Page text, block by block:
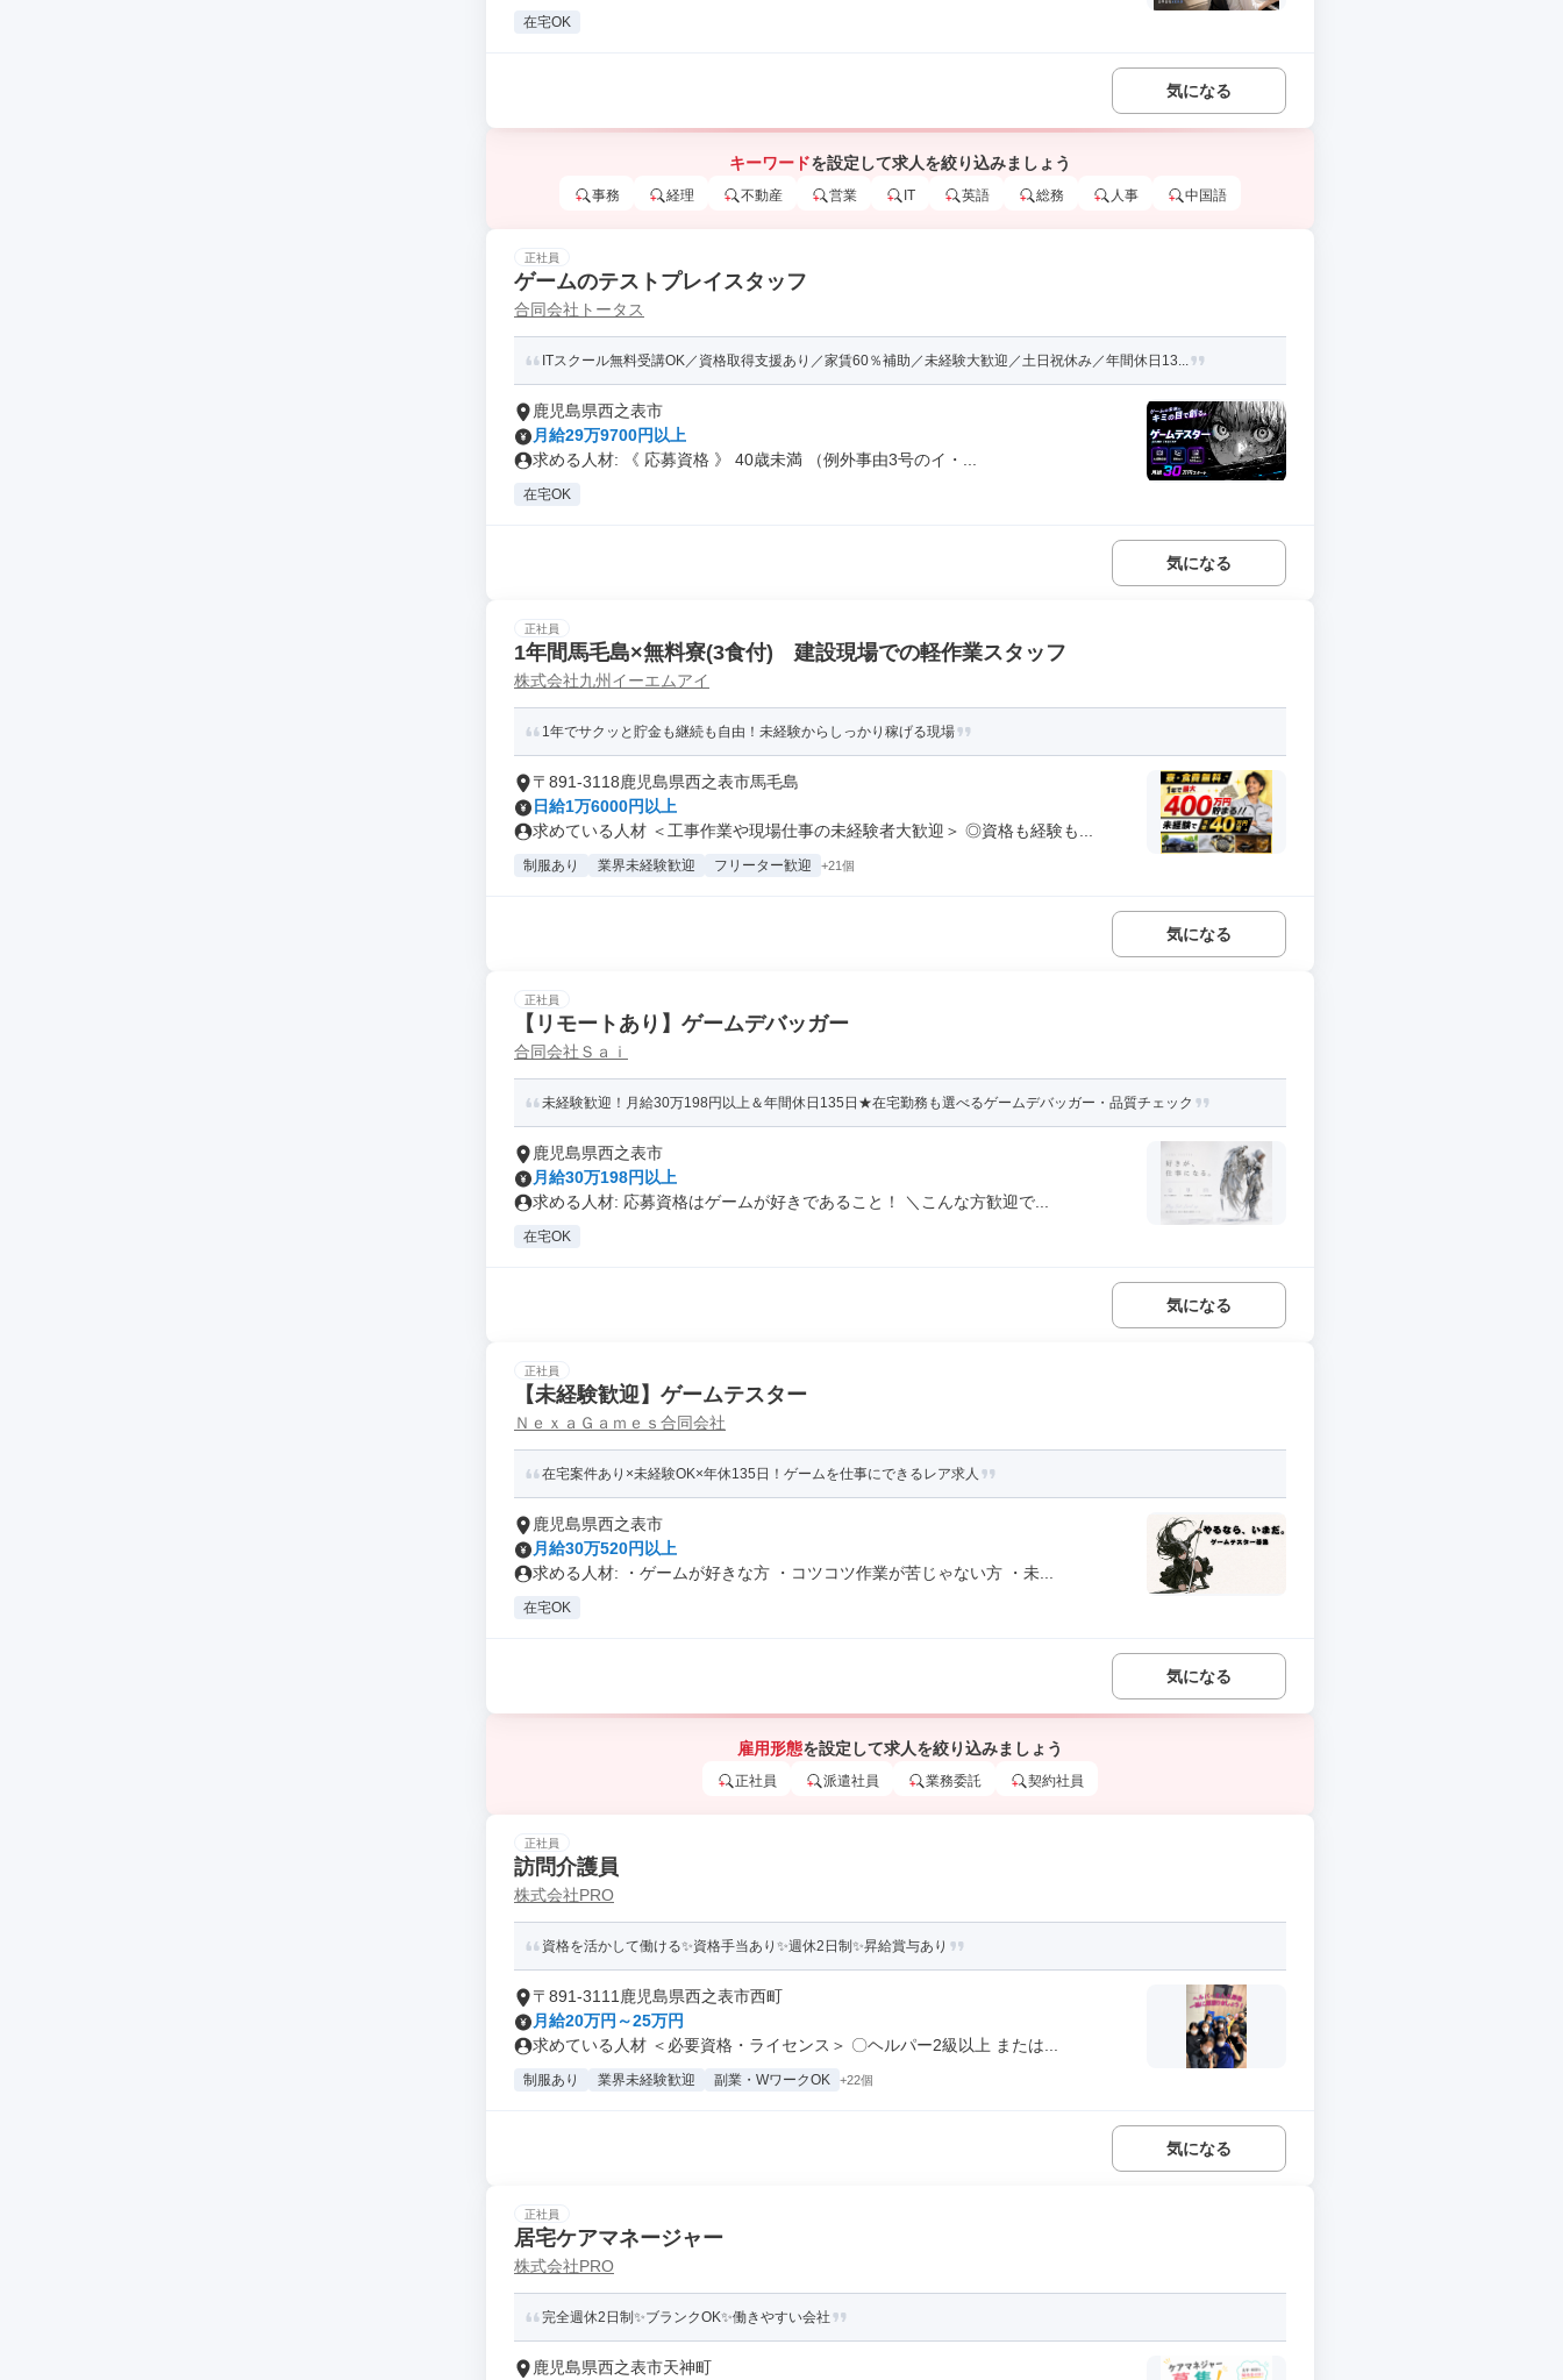
在宅OK
気になる
キーワードを設定して求人を絞り込みましょう
事務 経理 不動産 営業 IT 英語 総務 人事 中国語
正社員
ゲームのテストプレイスタッフ
合同会社トータス
ITスクール無料受講OK／資格取得支援あり／家賃60％補助／未経験大歓迎／土日祝休み／年間休日13...
鹿児島県西之表市
月給29万9700円以上
求める人材: 《 応募資格 》 40歳未満 （例外事由3号のイ・...
在宅OK
気になる
正社員
1年間馬毛島×無料寮(3食付) 建設現場での軽作業スタッフ
株式会社九州イーエムアイ
1年でサクッと貯金も継続も自由！未経験からしっかり稼げる現場
〒891-3118鹿児島県西之表市馬毛島
日給1万6000円以上
求めている人材 ＜工事作業や現場仕事の未経験者大歓迎＞ ◎資格も経験も...
制服あり 業界未経験歓迎 フリーター歓迎 +21個
気になる
正社員
【リモートあり】ゲームデバッガー
合同会社Ｓａｉ
未経験歓迎！月給30万198円以上＆年間休日135日★在宅勤務も選べるゲームデバッガー・品質チェック
鹿児島県西之表市
月給30万198円以上
求める人材: 応募資格はゲームが好きであること！ ＼こんな方歓迎で...
在宅OK
気になる
正社員
【未経験歓迎】ゲームテスター
ＮｅｘａＧａｍｅｓ合同会社
在宅案件あり×未経験OK×年休135日！ゲームを仕事にできるレア求人
鹿児島県西之表市
月給30万520円以上
求める人材: ・ゲームが好きな方 ・コツコツ作業が苦じゃない方 ・未...
在宅OK
気になる
雇用形態を設定して求人を絞り込みましょう
正社員 派遣社員 業務委託 契約社員
正社員
訪問介護員
株式会社PRO
資格を活かして働ける✨資格手当あり✨週休2日制✨昇給賞与あり
〒891-3111鹿児島県西之表市西町
月給20万円～25万円
求めている人材 ＜必要資格・ライセンス＞ 〇ヘルパー2級以上 または...
制服あり 業界未経験歓迎 副業・WワークOK +22個
気になる
正社員
居宅ケアマネージャー
株式会社PRO
完全週休2日制✨ブランクOK✨働きやすい会社
鹿児島県西之表市天神町